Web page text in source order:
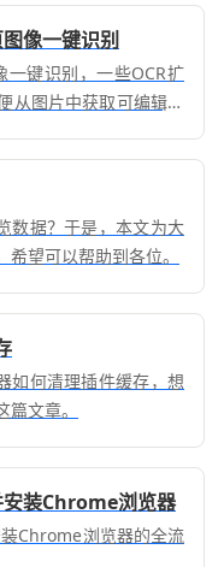
像一键识别
键识别，一些OCR扩
从图片中获取可编辑文
数据？于是，本文为大
望可以帮助到各位。
如何清理插件缓存，想
文章。
装Chrome浏览器
Chrome浏览器的全流